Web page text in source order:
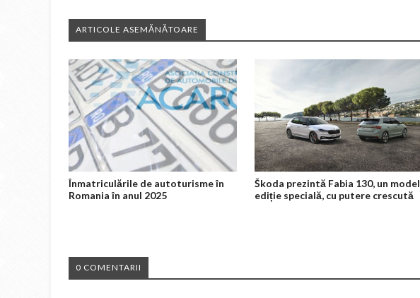
ARTICOLE ASEMĂNĂTOARE
Înmatriculările de autoturisme în
Romania în anul 2025
Škoda prezintă Fabia 130, un model
ediție specială, cu putere crescută
0 COMENTARII